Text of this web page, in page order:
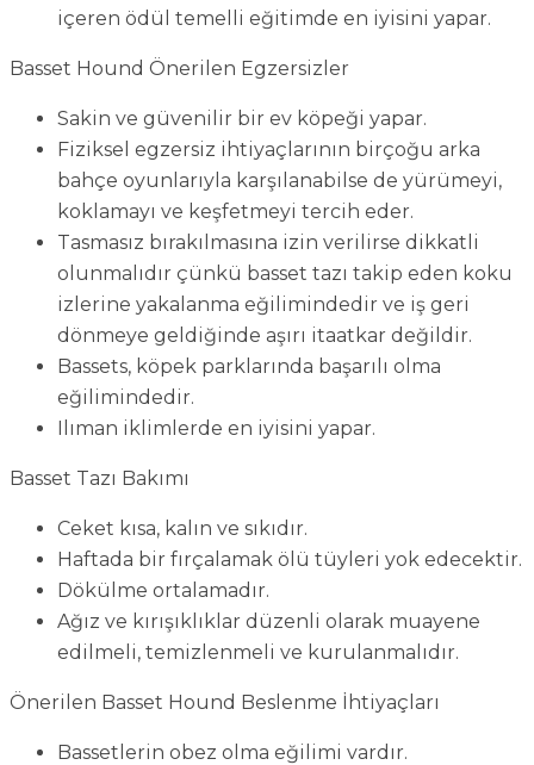
içeren ödül temelli eğitimde en iyisini yapar.
Basset Hound Önerilen Egzersizler
Sakin ve güvenilir bir ev köpeği yapar.
Fiziksel egzersiz ihtiyaçlarının birçoğu arka
bahçe oyunlarıyla karşılanabilse de yürümeyi,
koklamayı ve keşfetmeyi tercih eder.
Tasmasız bırakılmasına izin verilirse dikkatli
olunmalıdır çünkü basset tazı takip eden koku
izlerine yakalanma eğilimindedir ve iş geri
dönmeye geldiğinde aşırı itaatkar değildir.
Bassets, köpek parklarında başarılı olma
eğilimindedir.
Ilıman iklimlerde en iyisini yapar.
Basset Tazı Bakımı
Ceket kısa, kalın ve sıkıdır.
Haftada bir fırçalamak ölü tüyleri yok edecektir.
Dökülme ortalamadır.
Ağız ve kırışıklıklar düzenli olarak muayene
edilmeli, temizlenmeli ve kurulanmalıdır.
Önerilen Basset Hound Beslenme İhtiyaçları
Bassetlerin obez olma eğilimi vardır.